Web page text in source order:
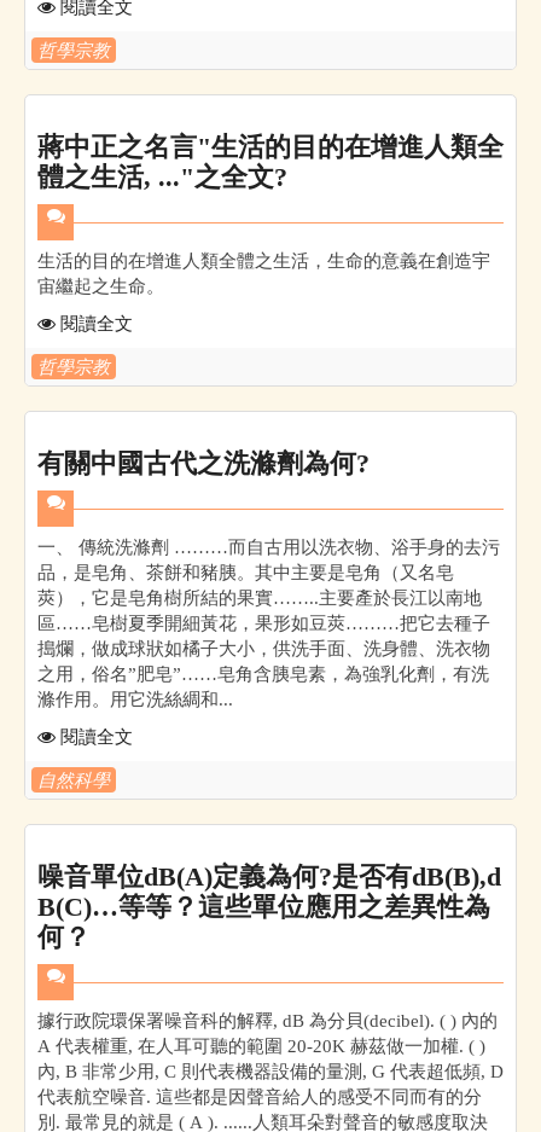
閱讀全文
哲學宗教
蔣中正之名言"生活的目的在增進人類全
體之生活, ..."之全文?
生活的目的在增進人類全體之生活，生命的意義在創造宇
宙繼起之生命。
閱讀全文
哲學宗教
有關中國古代之洗滌劑為何?
一、 傳統洗滌劑 ………而自古用以洗衣物、浴手身的去污
品，是皂角、茶餅和豬胰。其中主要是皂角（又名皂
莢），它是皂角樹所結的果實……..主要產於長江以南地
區……皂樹夏季開細黃花，果形如豆莢………把它去種子
搗爛，做成球狀如橘子大小，供洗手面、洗身體、洗衣物
之用，俗名”肥皂”……皂角含胰皂素，為強乳化劑，有洗
滌作用。用它洗絲綢和...
閱讀全文
自然科學
噪音單位dB(A)定義為何?是否有dB(B),d
B(C)…等等？這些單位應用之差異性為
何？
據行政院環保署噪音科的解釋, dB 為分貝(decibel). ( ) 內的
A 代表權重, 在人耳可聽的範圍 20-20K 赫茲做一加權. ( )
內, B 非常少用, C 則代表機器設備的量測, G 代表超低頻, D
代表航空噪音. 這些都是因聲音給人的感受不同而有的分
別. 最常見的就是 ( A ). ......人類耳朵對聲音的敏感度取決